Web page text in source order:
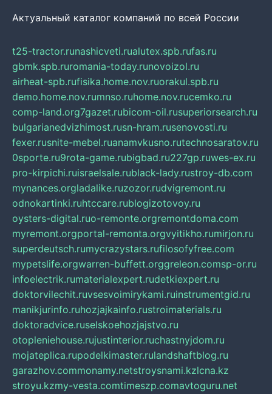
Актуальный каталог компаний по всей России
t25-tractor.runashicveti.rualutex.spb.rufas.ru
gbmk.spb.ruromania-today.runovoizol.ru
airheat-spb.rufisika.home.nov.ruorakul.spb.ru
demo.home.nov.rumnso.ruhome.nov.rucemko.ru
comp-land.org7gazet.rubicom-oil.rusuperiorsearch.ru
bulgarianedvizhimost.rusn-hram.rusenovosti.ru
fexer.rusnite-mebel.ruanamvkusno.rutechnosaratov.ru
0sporte.ru9rota-game.rubigbad.ru227gp.ruwes-ex.ru
pro-kirpichi.ruisraelsale.rublack-lady.rustroy-db.com
mynances.orgladalike.ruzozor.rudvigremont.ru
odnokartinki.ruhtccare.rublogizotovoy.ru
oysters-digital.ruo-remonte.orgremontdoma.com
myremont.orgportal-remonta.orgvyitikho.rumirjon.ru
superdeutsch.rumycrazystars.rufilosofyfree.com
mypetslife.orgwarren-buffett.orggreleon.comsp-or.ru
infoelectrik.rumaterialexpert.rudetkiexpert.ru
doktorvilechit.ruvsesvoimirykami.ruinstrumentgid.ru
manikjurinfo.ruhozjajkainfo.rustroimaterials.ru
doktoradvice.ruselskoehozjajstvo.ru
otopleniehouse.rujustinterior.ruchastnyjdom.ru
mojateplica.rupodelkimaster.rulandshaftblog.ru
garazhov.commonamy.netstroysnami.kzlcna.kz
stroyu.kzmy-vesta.comtimeszp.comavtoguru.net